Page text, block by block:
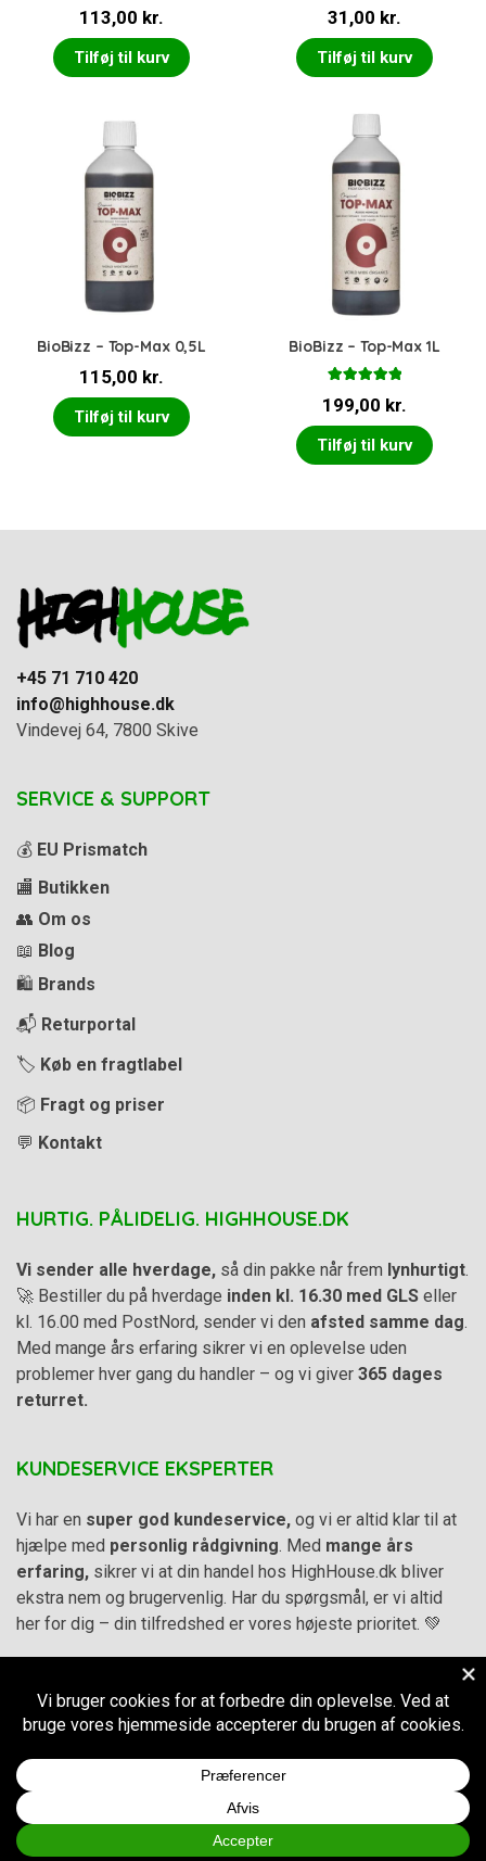
113,00 kr.
Tilføj til kurv
31,00 kr.
Tilføj til kurv
BioBizz – Top-Max 0,5L
115,00 kr.
Tilføj til kurv
BioBizz – Top-Max 1L
5.00ud af 5
199,00 kr.
Tilføj til kurv
+45 71 710 420
info@highhouse.dk
Vindevej 64, 7800 Skive
SERVICE & SUPPORT
💰 EU Prismatch
🏬 Butikken
👥 Om os
📖 Blog
🛍️ Brands
📬 Returportal
🏷️ Køb en fragtlabel
📦 Fragt og priser
💬 Kontakt
HURTIG. PÅLIDELIG. HIGHHOUSE.DK
Vi sender alle hverdage, så din pakke når frem lynhurtigt
🚀 Bestiller du på hverdage inden kl. 16.30 med GLS eller
kl. 16.00 med PostNord, sender vi den afsted samme dag
Med mange års erfaring sikrer vi en oplevelse uden
problemer hver gang du handler – og vi giver 365 dages
returret.
KUNDESERVICE EKSPERTER
Vi har en super god kundeservice, og vi er altid klar til at
hjælpe med personlig rådgivning . Med mange års
erfaring, sikrer vi at din handel hos HighHouse.dk bliver
ekstra nem og brugervenlig. Har du spørgsmål, er vi altid
her for dig – din tilfredshed er vores højeste prioritet. 💚
Handelsbetingelser–
Cookie- og privatlivspolitik
HighHouse.dk